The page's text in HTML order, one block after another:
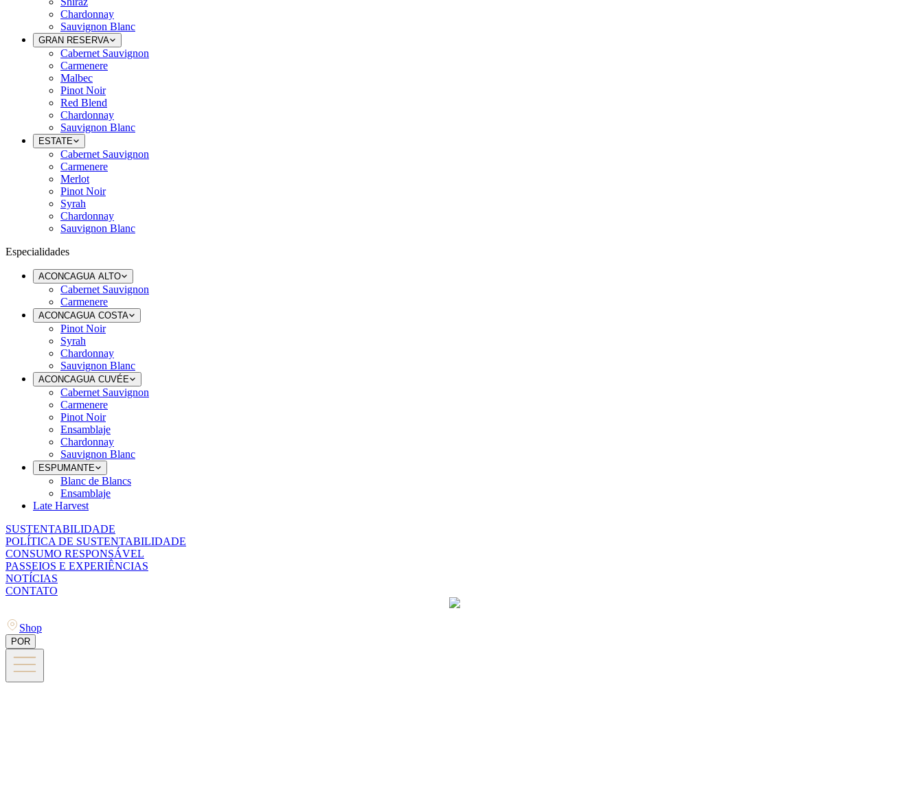
Chardonnay
Sauvignon Blanc
GRAN RESERVA
Cabernet Sauvignon
Carmenere
Malbec
Pinot Noir
Red Blend
Chardonnay
Sauvignon Blanc
ESTATE
Cabernet Sauvignon
Carmenere
Merlot
Pinot Noir
Syrah
Chardonnay
Sauvignon Blanc
Especialidades
ACONCAGUA ALTO
Cabernet Sauvignon
Carmenere
ACONCAGUA COSTA
Pinot Noir
Syrah
Chardonnay
Sauvignon Blanc
ACONCAGUA CUVÉE
Cabernet Sauvignon
Carmenere
Pinot Noir
Ensamblaje
Chardonnay
Sauvignon Blanc
ESPUMANTE
Blanc de Blancs
Ensamblaje
Late Harvest
SUSTENTABILIDADE
POLÍTICA DE SUSTENTABILIDADE
CONSUMO RESPONSÁVEL
PASSEIOS E EXPERIÊNCIAS
NOTÍCIAS
CONTATO
Shop
POR